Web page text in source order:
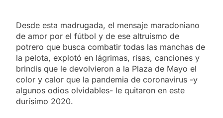
Desde esta madrugada, el mensaje maradoniano
de amor por el fútbol y de ese altruismo de
potrero que busca combatir todas las manchas de
la pelota, explotó en lágrimas, risas, canciones y
brindis que le devolvieron a la Plaza de Mayo el
color y calor que la pandemia de coronavirus -y
algunos odios olvidables- le quitaron en este
durísimo 2020.